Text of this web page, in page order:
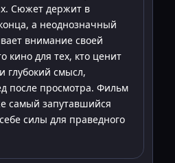
Сюжет держит в
а неоднозначный
внимание своей
кино для тех, кто ценит
глубокий смысл,
после просмотра. Фильм
самый запутавшийся
силы для праведного